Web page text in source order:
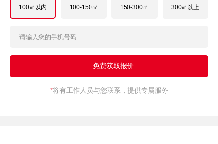
100㎡以内 100-150㎡ 150-300㎡ 300㎡以上
*将有工作人员与您联系，提供专属服务